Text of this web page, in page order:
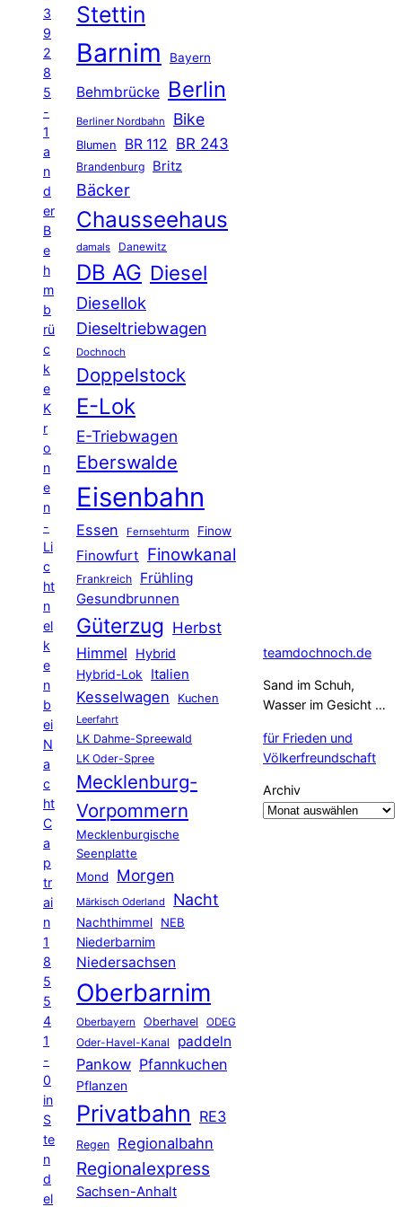
3
9
2
8
5
-
1
a
n
d
er
B
e
h
m
b
rü
c
k
e
K
r
o
n
e
n
-
Li
c
ht
n
el
k
e
n
b
ei
N
a
c
ht
C
a
p
tr
ai
n
1
8
5
5
4
1
-
0
in
S
te
n
d
el
Stettin
Barnim Bayern
Behmbrücke Berlin
Berliner Nordbahn Bike
Blumen BR 112 BR 243
Brandenburg Britz
Bäcker
Chausseehaus
damals Danewitz
DB AG Diesel
Diesellok
Dieseltriebwagen
Dochnoch
Doppelstock
E-Lok
E-Triebwagen
Eberswalde
Eisenbahn
Essen Fernsehturm Finow
Finowfurt Finowkanal
Frankreich Frühling
Gesundbrunnen
Güterzug Herbst
Himmel
Hybrid
Hybrid-Lok Italien
Kesselwagen Kuchen
Leerfahrt
LK Dahme-Spreewald
LK Oder-Spree
Mecklenburg-
Vorpommern
Mecklenburgische
Seenplatte
Mond
Morgen
Märkisch Oderland Nacht
Nachthimmel
NEB
Niederbarnim
Niedersachsen
Oberbarnim
Oberbayern Oberhavel ODEG
Oder-Havel-Kanal paddeln
Pankow Pfannkuchen
Pflanzen
Privatbahn RE3
Regen Regionalbahn
Regionalexpress
Sachsen-Anhalt
teamdochnoch.de
Sand im Schuh,
Wasser im Gesicht …
für Frieden und
Völkerfreundschaft
Archiv